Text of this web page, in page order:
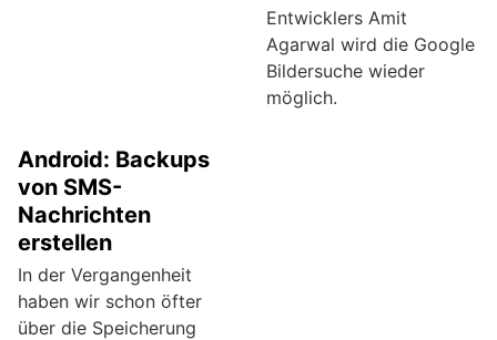
Entwicklers Amit
Agarwal wird die Google
Bildersuche wieder
möglich.
Android: Backups
von SMS-
Nachrichten
erstellen
In der Vergangenheit
haben wir schon öfter
über die Speicherung